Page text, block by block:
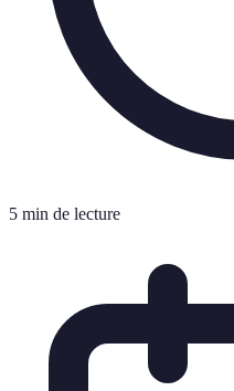
5 min de lecture